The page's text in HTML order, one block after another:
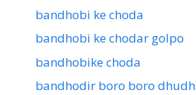
bandhobi ke choda
bandhobi ke chodar golpo
bandhobike choda
bandhodir boro boro dhudh